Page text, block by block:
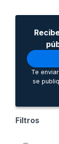
Te
se
Filtros